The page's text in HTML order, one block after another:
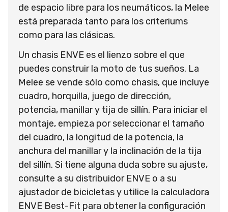
de espacio libre para los neumáticos, la Melee
está preparada tanto para los criteriums
como para las clásicas.
Un chasis ENVE es el lienzo sobre el que
puedes construir la moto de tus sueños. La
Melee se vende sólo como chasis, que incluye
cuadro, horquilla, juego de dirección,
potencia, manillar y tija de sillín. Para iniciar el
montaje, empieza por seleccionar el tamaño
del cuadro, la longitud de la potencia, la
anchura del manillar y la inclinación de la tija
del sillín. Si tiene alguna duda sobre su ajuste,
consulte a su distribuidor ENVE o a su
ajustador de bicicletas y utilice la calculadora
ENVE Best-Fit para obtener la configuración